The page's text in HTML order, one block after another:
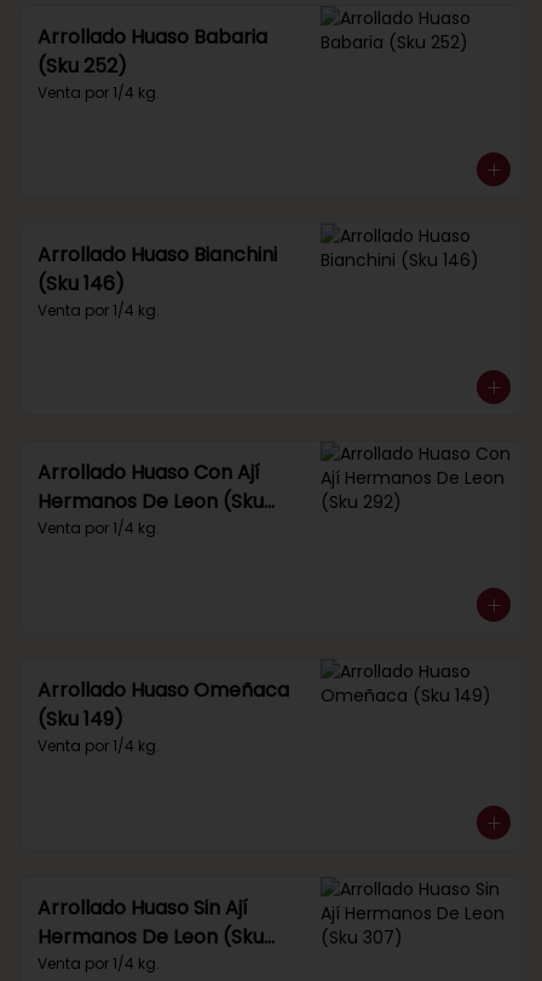
Arrollado Huaso Babaria
(Sku 252)
Venta por 1/4 kg.
Arrollado Huaso Bianchini
(Sku 146)
Venta por 1/4 kg.
Arrollado Huaso Con Ají
Hermanos De Leon (Sku
292)
Venta por 1/4 kg.
Arrollado Huaso Omeñaca
(Sku 149)
Venta por 1/4 kg.
Arrollado Huaso Sin Ají
Hermanos De Leon (Sku
307)
Venta por 1/4 kg.